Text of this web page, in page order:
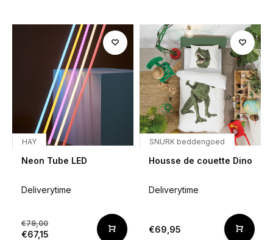
HAY
Neon Tube LED
Deliverytime
€79,00
€67,15
SNURK beddengoed
Housse de couette Dino
Deliverytime
€69,95